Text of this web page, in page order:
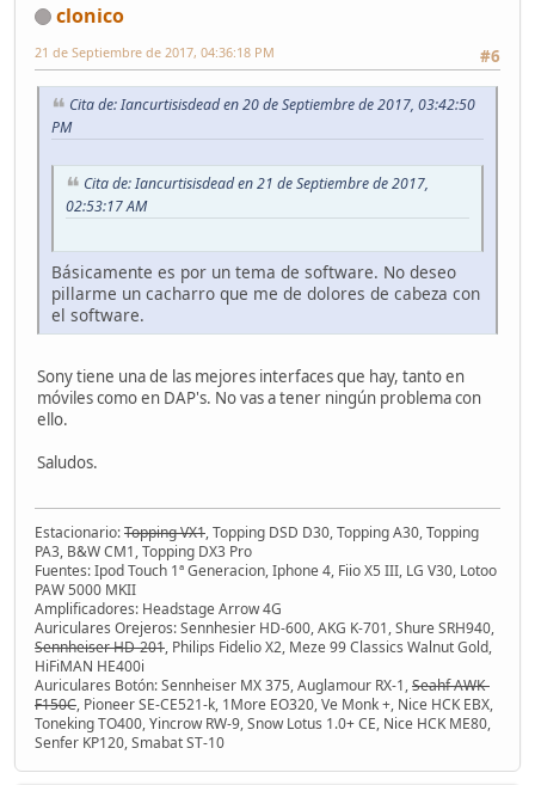
clonico
#6
21 de Septiembre de 2017, 04:36:18 PM
Cita de: Iancurtisisdead en 20 de Septiembre de 2017, 03:42:50
PM
Cita de: Iancurtisisdead en 21 de Septiembre de 2017,
02:53:17 AM
Básicamente es por un tema de software. No deseo
pillarme un cacharro que me de dolores de cabeza con
el software.
Sony tiene una de las mejores interfaces que hay, tanto en
móviles como en DAP's. No vas a tener ningún problema con
ello.
Saludos.
Estacionario:Topping VX1, Topping DSD D30, Topping A30, Topping
PA3, B&W CM1, Topping DX3 Pro
Fuentes: Ipod Touch 1ª Generacion, Iphone 4, Fiio X5 III, LG V30, Lotoo
PAW 5000 MKII
Amplificadores: Headstage Arrow 4G
Auriculares Orejeros: Sennhesier HD-600, AKG K-701, Shure SRH940,
Sennheiser HD-201, Philips Fidelio X2, Meze 99 Classics Walnut Gold,
HiFiMAN HE400i
Auriculares Botón: Sennheiser MX 375, Auglamour RX-1,Seahf AWK-
F150C, Pioneer SE-CE521-k, 1More EO320, Ve Monk +, Nice HCK EBX,
Toneking TO400, Yincrow RW-9, Snow Lotus 1.0+ CE, Nice HCK ME80,
Senfer KP120, Smabat ST-10